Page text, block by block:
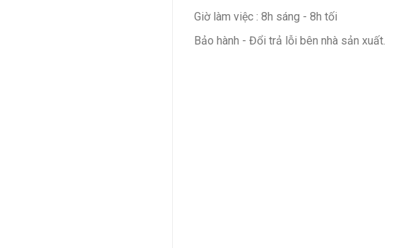
Giờ làm việc : 8h sáng - 8h tối
Bảo hành - Đổi trả lỗi bên nhà sản xuất.